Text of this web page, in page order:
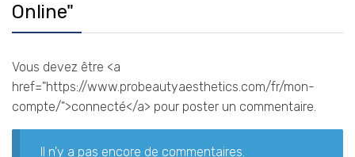
Online"
Vous devez être <a
href="https://www.probeautyaesthetics.com/fr/mon-
compte/">connecté</a> pour poster un commentaire.
Il n'y a pas encore de commentaires.